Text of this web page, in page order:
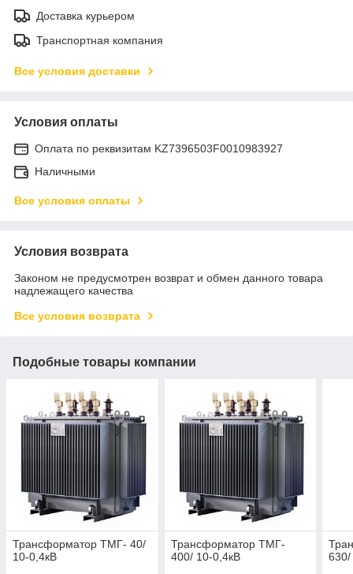
Доставка курьером
Транспортная компания
Все условия доставки
Условия оплаты
Оплата по реквизитам KZ7396503F0010983927
Наличными
Все условия оплаты
Условия возврата
Законом не предусмотрен возврат и обмен данного товара
надлежащего качества
Все условия возврата
Подобные товары компании
Трансформатор ТМГ- 40/
10-0,4кВ
Трансформатор ТМГ-
400/ 10-0,4кВ
630/